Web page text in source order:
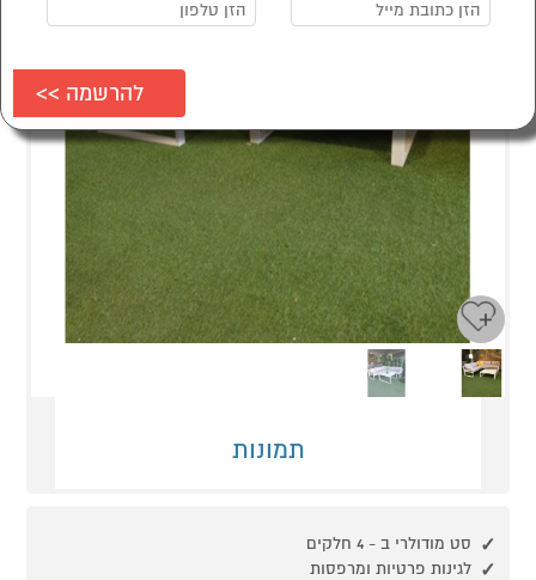
תמונות
סט מודולרי ב - 4 חלקים
לגינות פרטיות ומרפסות